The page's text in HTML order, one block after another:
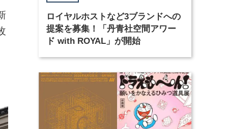
ロイヤルホストなど3ブランドへの
提案を募集！「丹青社空間アワー
ド with ROYAL」が開始